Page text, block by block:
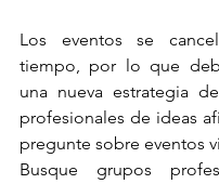
Los eventos se
tiempo, por lo que
una nueva estrategia
profesionales de ideas
pregunte sobre eventos
Busque grupos